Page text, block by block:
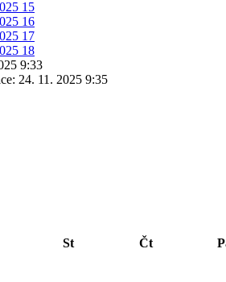
9:33
24. 11. 2025 9:35
St Čt